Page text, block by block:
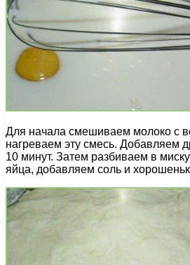
Для начала смешиваем молоко с
нагреваем эту смесь. Добавляем
10 минут. Затем разбиваем в
яйца, добавляем соль и